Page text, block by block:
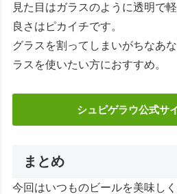
見た目はガラスのように透明で
良さはピカイチです。
グラスを割ってしまいがちなあ
ラスを使いたい方におすすめ。
シュピゲラウ公式サ
まとめ
今回はいつものビールを美味し